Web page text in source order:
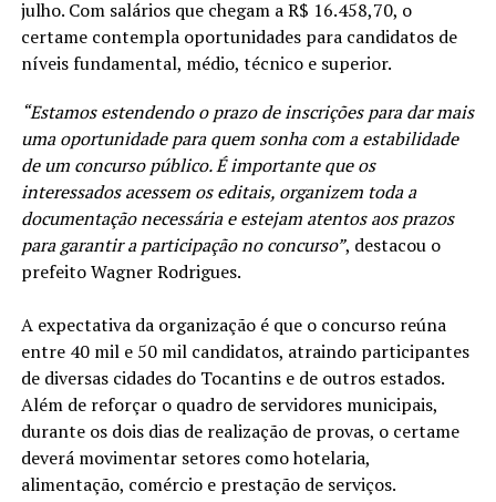
julho. Com salários que chegam a R$ 16.458,70, o
certame contempla oportunidades para candidatos de
níveis fundamental, médio, técnico e superior.
“Estamos estendendo o prazo de inscrições para dar mais
uma oportunidade para quem sonha com a estabilidade
de um concurso público. É importante que os
interessados acessem os editais, organizem toda a
documentação necessária e estejam atentos aos prazos
para garantir a participação no concurso”, destacou o
prefeito Wagner Rodrigues.
A expectativa da organização é que o concurso reúna
entre 40 mil e 50 mil candidatos, atraindo participantes
de diversas cidades do Tocantins e de outros estados.
Além de reforçar o quadro de servidores municipais,
durante os dois dias de realização de provas, o certame
deverá movimentar setores como hotelaria,
alimentação, comércio e prestação de serviços.